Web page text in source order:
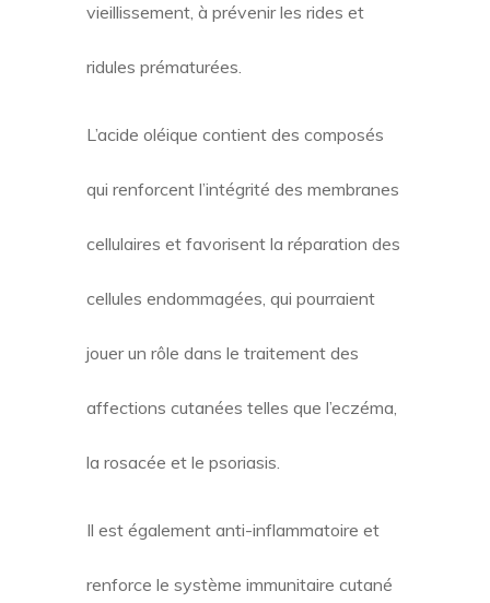
vieillissement, à prévenir les rides et
ridules prématurées.
L’acide oléique contient des composés
qui renforcent l’intégrité des membranes
cellulaires et favorisent la réparation des
cellules endommagées, qui pourraient
jouer un rôle dans le traitement des
affections cutanées telles que l’eczéma,
la rosacée et le psoriasis.
Il est également anti-inflammatoire et
renforce le système immunitaire cutané